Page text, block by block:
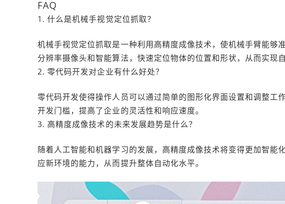
FAQ
1. 什么是机械手视觉定位抓取？
机械手视觉定位抓取是一种利用高精度成像技术，使机械手臂能够
分辨率摄像头和智能算法，快速定位物体的位置和形状，从而实现自
2. 零代码开发对企业有什么好处？
零代码开发使得操作人员可以通过简单的图形化界面设置和调整工
开发门槛，提高了企业的灵活性和响应速度。
3. 高精度成像技术的未来发展趋势是什么？
随着人工智能和机器学习的发展，高精度成像技术将变得更加智能
应新环境的能力，从而提升整体自动化水平。